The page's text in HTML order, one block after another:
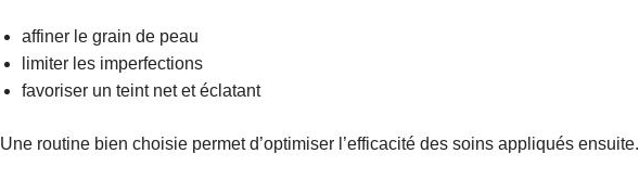
affiner le grain de peau
limiter les imperfections
favoriser un teint net et éclatant
Une routine bien choisie permet d’optimiser l’efficacité des soins appliqués ensuite.